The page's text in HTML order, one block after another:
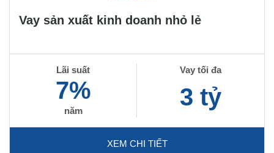
Vay sản xuất kinh doanh nhỏ lẻ
Lãi suất
7%
năm
Vay tối đa
3 tỷ
XEM CHI TIẾT